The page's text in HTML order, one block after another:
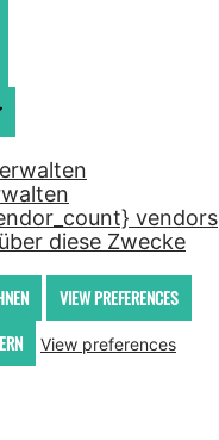
vendors
diese Zwecke
VIEW PREFERENCES
View preferences